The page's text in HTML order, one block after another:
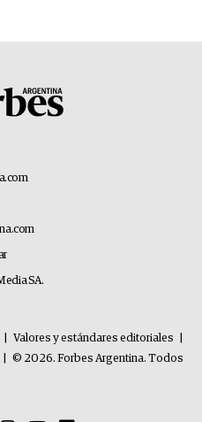
SA.
Valores y estándares editoriales
© 2026. Forbes Argentina. Todos